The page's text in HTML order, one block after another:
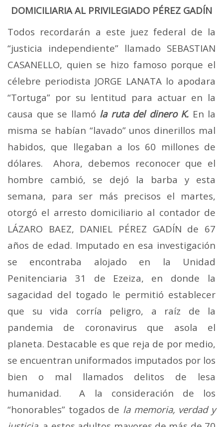
DOMICILIARIA AL PRIVILEGIADO PÉREZ GADÍN
Todos recordarán a este juez federal de la
“justicia independiente” llamado SEBASTIAN
CASANELLO, quien se hizo famoso porque el
célebre periodista JORGE LANATA lo apodara
“Tortuga” por su lentitud para actuar en la
causa que se llamó la ruta del dinero K. En la
misma se habían “lavado” unos dinerillos mal
habidos, que llegaban a los 60 millones de
dólares.
Ahora, debemos reconocer que el
hombre cambió, se dejó la barba y esta
semana, para ser más precisos el martes,
otorgó el arresto domiciliario al contador de
LÁZARO BAEZ, DANIEL PÉREZ GADÍN de 67
años de edad. Imputado en esa investigación
se encontraba alojado en la Unidad
Penitenciaria 31 de Ezeiza, en donde la
sagacidad del togado le permitió establecer
que su vida corría peligro, a raíz de la
pandemia de coronavirus que asola el
planeta. Destacable es que reja de por medio,
se encuentran uniformados imputados por los
bien o mal llamados delitos de lesa
humanidad. A la consideración de los
“honorables” togados de la memoria, verdad y